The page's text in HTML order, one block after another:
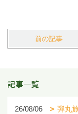
前の記事
記事一覧
26/08/06 弾丸